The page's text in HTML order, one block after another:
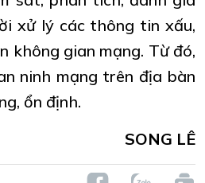
xử lý các thông tin xấu,
không gian mạng. Từ đó,
ninh mạng trên địa bàn
ổn định.
SONG LÊ